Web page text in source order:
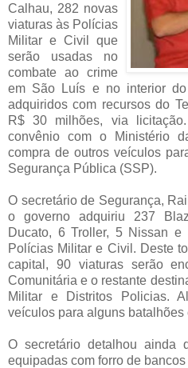
Calhau, 282 novas
viaturas às Polícias
Militar e Civil que
serão usadas no
combate ao crime
em São Luís e no interior
adquiridos com recursos do
R$ 30 milhões, via
convênio com o Ministério
compra de outros veículos
Segurança Pública (SSP).
O secretário de Segurança,
o governo adquiriu 237
Ducato, 6 Troller, 5 Nissan
Polícias Militar e Civil. Deste
capital, 90 viaturas serão
Comunitária e o restante
Militar e Distritos Policias.
veículos para alguns batalhões
O secretário detalhou ainda
equipadas com forro de